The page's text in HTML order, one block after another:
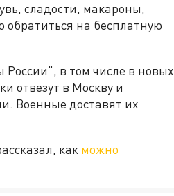
сладости, макароны,
обратиться на бесплатную
в том числе в новых
отвезут в Москву и
Военные доставят их
как можно